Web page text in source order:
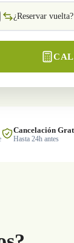
¿Reservar vuelta?
Cancelación
Hasta 24h antes